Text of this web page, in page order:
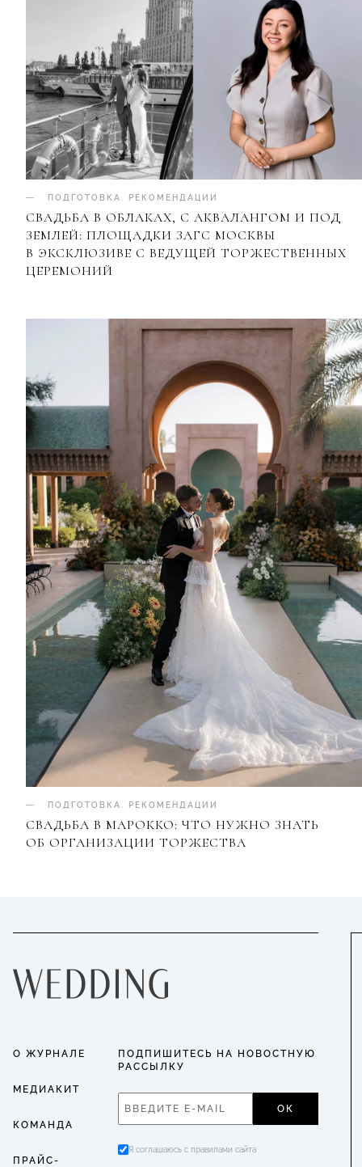
ПОДГОТОВКА РЕКОМЕНДАЦИИ
СВАДЬБА В ОБЛАКАХ, С АКВАЛАНГОМ И ПОД
ЗЕМЛЕЙ: ПЛОЩАДКИ ЗАГС МОСКВЫ
В ЭКСКЛЮЗИВЕ С ВЕДУЩЕЙ ТОРЖЕСТВЕННЫХ
ЦЕРЕМОНИЙ
ПОДГОТОВКА РЕКОМЕНДАЦИИ
СВАДЬБА В МАРОККО: ЧТО НУЖНО ЗНАТЬ
ОБ ОРГАНИЗАЦИИ ТОРЖЕСТВА
О ЖУРНАЛЕ
МЕДИАКИТ
КОМАНДА
ПРАЙС-
ПОДПИШИТЕСЬ НА НОВОСТНУЮ
РАССЫЛКУ
ОК
Я соглашаюсь с правилами сайта